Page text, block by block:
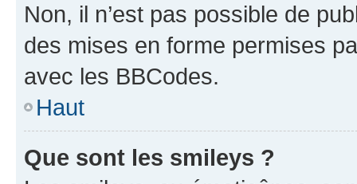
Non, il n’est pas possible de
des mises en forme permises
avec les BBCodes.
Haut
Que sont les smileys ?